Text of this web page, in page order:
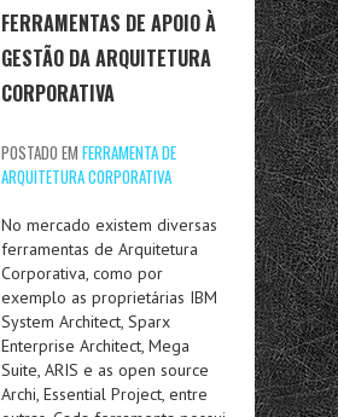
FERRAMENTAS DE APOIO À
GESTÃO DA ARQUITETURA
CORPORATIVA
POSTADO EM FERRAMENTA DE
ARQUITETURA CORPORATIVA
No mercado existem diversas
ferramentas de Arquitetura
Corporativa, como por
exemplo as proprietárias IBM
System Architect, Sparx
Enterprise Architect, Mega
Suite, ARIS e as open source
Archi, Essential Project, entre